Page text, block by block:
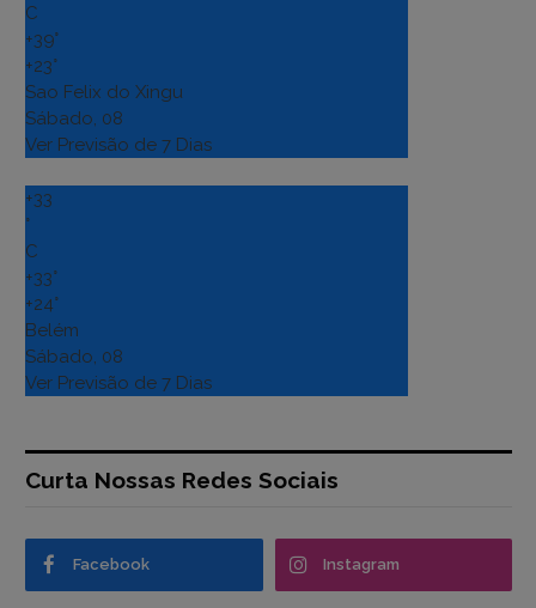
C
+39°
+23°
Sao Felix do Xingu
Sábado, 08
Ver Previsão de 7 Dias
+33
°
C
+33°
+24°
Belém
Sábado, 08
Ver Previsão de 7 Dias
Curta Nossas Redes Sociais
Facebook Instagram